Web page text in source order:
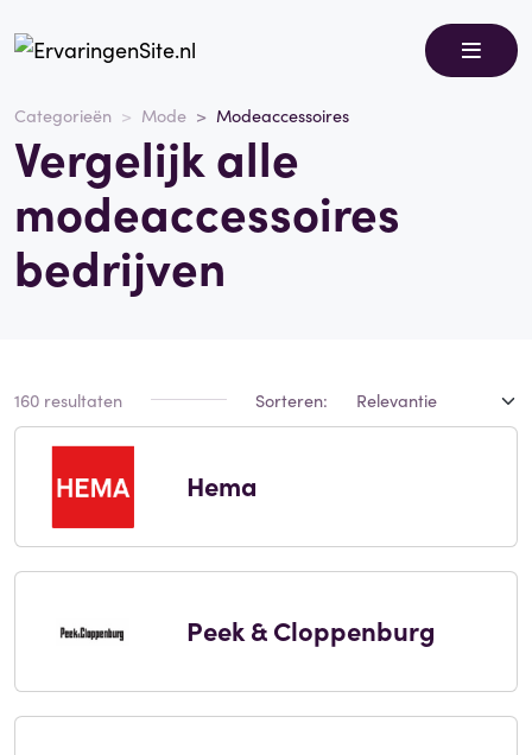
Categorieën Mode Modeaccessoires
Vergelijk alle
modeaccessoires
bedrijven
160 resultaten Sorteren:
Hema
Peek & Cloppenburg